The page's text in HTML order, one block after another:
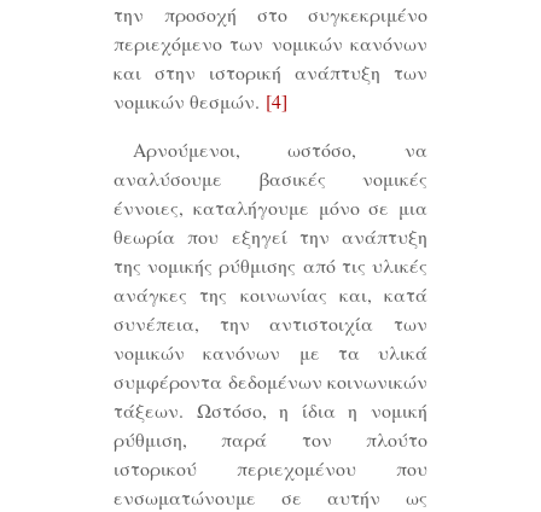
την προσοχή στο συγκεκριμένο
περιεχόμενο των νομικών κανόνων
και στην ιστορική ανάπτυξη των
νομικών θεσμών. [4]
Αρνούμενοι, ωστόσο, να
αναλύσουμε βασικές νομικές
έννοιες, καταλήγουμε μόνο σε μια
θεωρία που εξηγεί την ανάπτυξη
της νομικής ρύθμισης από τις υλικές
ανάγκες της κοινωνίας και, κατά
συνέπεια, την αντιστοιχία των
νομικών κανόνων με τα υλικά
συμφέροντα δεδομένων κοινωνικών
τάξεων. Ωστόσο, η ίδια η νομική
ρύθμιση, παρά τον πλούτο
ιστορικού περιεχομένου που
ενσωματώνουμε σε αυτήν ως